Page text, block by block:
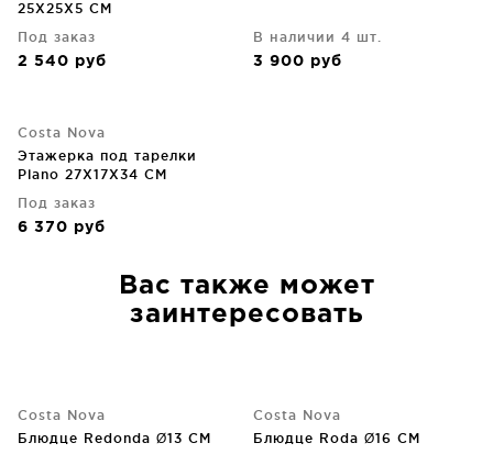
25X25X5 CM
Под заказ
2 540 руб
В наличии 4 шт.
3 900 руб
Costa Nova
Этажерка под тарелки
Plano 27X17X34 CM
Под заказ
6 370 руб
Вас также может
заинтересовать
Costa Nova
Блюдце Redonda Ø13 CM
Costa Nova
Блюдце Roda Ø16 CM